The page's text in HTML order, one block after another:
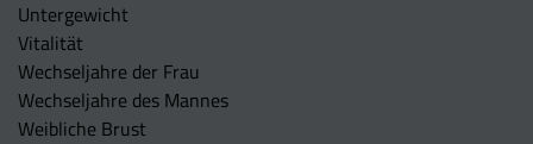
Untergewicht
Vitalität
Wechseljahre der Frau
Wechseljahre des Mannes
Weibliche Brust